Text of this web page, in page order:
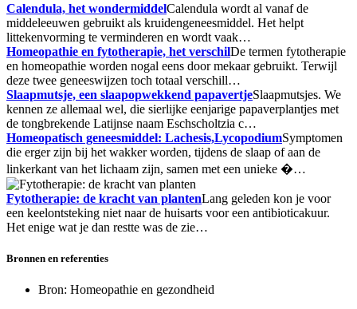
Calendula, het wondermiddelCalendula wordt al vanaf de
middeleeuwen gebruikt als kruidengeneesmiddel. Het helpt
littekenvorming te verminderen en wordt vaak…
Homeopathie en fytotherapie, het verschilDe termen fytotherapie
en homeopathie worden nogal eens door mekaar gebruikt. Terwijl
deze twee geneeswijzen toch totaal verschill…
Slaapmutsje, een slaapopwekkend papavertjeSlaapmutsjes. We
kennen ze allemaal wel, die sierlijke eenjarige papaverplantjes met
de tongbrekende Latijnse naam Eschscholtzia c…
Homeopatisch geneesmiddel: Lachesis,LycopodiumSymptomen
die erger zijn bij het wakker worden, tijdens de slaap of aan de
linkerkant van het lichaam zijn, samen met een unieke �…
Fytotherapie: de kracht van plantenLang geleden kon je voor
een keelontsteking niet naar de huisarts voor een antibioticakuur.
Het enige wat je dan restte was de zie…
Bronnen en referenties
Bron: Homeopathie en gezondheid